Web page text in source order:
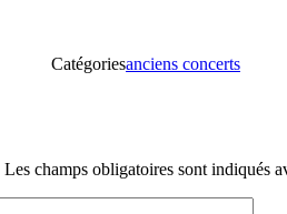
Catégoriesanciens concerts
Les champs obligatoires sont indiqués